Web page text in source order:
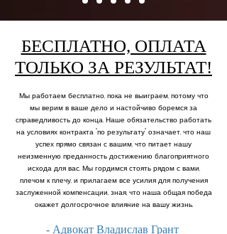
АДВОКАТ ПО ДТП В
МАЙАМИ
БЕСПЛАТНО, ОПЛАТА
ТОЛЬКО ЗА РЕЗУЛЬТАТ!
Мы работаем бесплатно, пока не выиграем, потому что
мы верим в ваше дело и настойчиво боремся за
справедливость до конца. Наше обязательство работать
на условиях контракта "по результату" означает, что наш
успех прямо связан с вашим, что питает нашу
неизменную преданность достижению благоприятного
исхода для вас. Мы гордимся стоять рядом с вами,
плечом к плечу, и прилагаем все усилия для получения
заслуженной компенсации, зная, что наша общая победа
окажет долгосрочное влияние на вашу жизнь.
- Адвокат Владислав Грант